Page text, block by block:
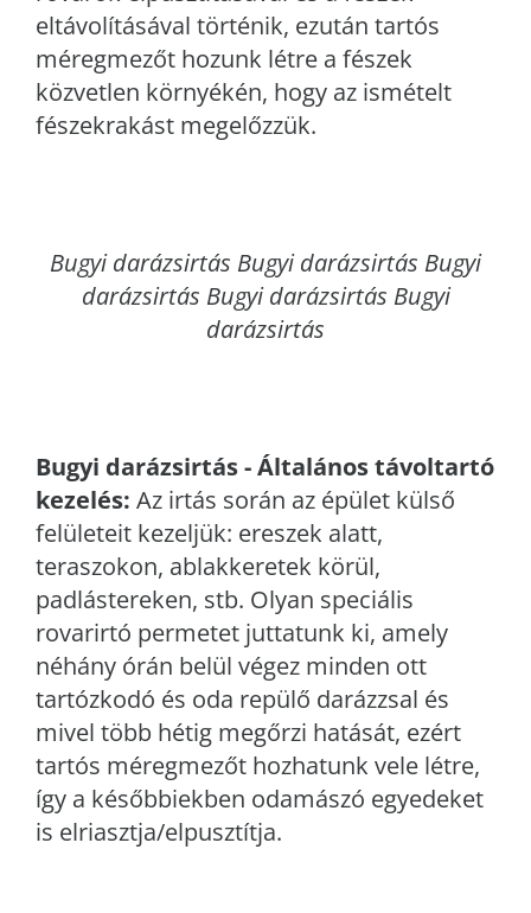
eltávolításával történik, ezután tartós
méregmezőt hozunk létre a fészek
közvetlen környékén, hogy az ismételt
fészekrakást megelőzzük.
Bugyidarázsirtás Bugyi darázsirtás Bugyi
darázsirtás Bugyi darázsirtás Bugyi
darázsirtás
Bugyi darázsirtás - Általános távoltartó
kezelés: Az irtás során az épület külső
felületeit kezeljük: ereszek alatt,
teraszokon, ablakkeretek körül,
padlástereken, stb. Olyan speciális
rovarirtó permetet juttatunk ki, amely
néhány órán belül végez minden ott
tartózkodó és oda repülő darázzsal és
mivel több hétig megőrzi hatását, ezért
tartós méregmezőt hozhatunk vele létre,
így a későbbiekben odamászó egyedeket
is elriasztja/elpusztítja.